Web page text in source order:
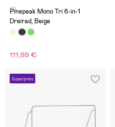
(1)
Pinepeak Mono Tri 6-in-1
Dreirad, Beige
111,99 €
Superpreis